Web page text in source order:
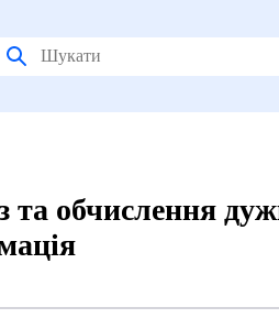
та обчислення